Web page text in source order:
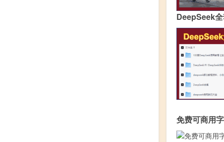
DeepSeek
免费可商用